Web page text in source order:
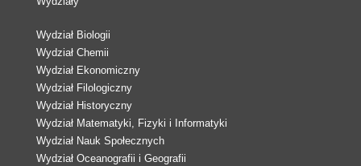
Wydział Biologii
Wydział Chemii
Wydział Ekonomiczny
Wydział Filologiczny
Wydział Historyczny
Wydział Matematyki, Fizyki i Informatyki
Wydział Nauk Społecznych
Wydział Oceanografii i Geografii